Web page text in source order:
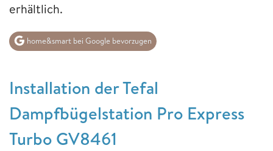
erhältlich.
home&smart bei Google bevorzugen
Installation der Tefal
Dampfbügelstation Pro Express
Turbo GV8461